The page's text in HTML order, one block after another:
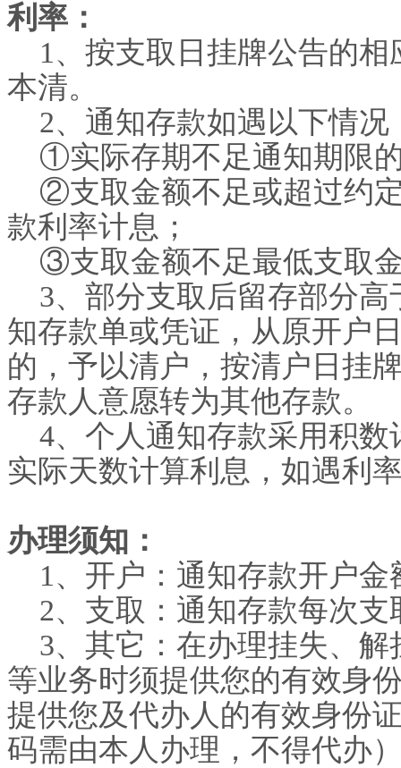
利率：
1 、按支取日挂牌公告的
本清。
2、通知存款如遇以下情
①实际存期不足通知期限
②支取金额不足或超过约
款利率计息；
③支取金额不足最低支取
3、部分支取后留存部分
知存款单或凭证，从原开户
的，予以清户，按清户日挂
存款人意愿转为其他存款。
4、个人通知存款采用积
实际天数计算利息，如遇利
办理须知：
1 、开户：通知存款开户金
2、支取：通知存款每次
3、其它：在办理挂失、
等业务时须提供您的有效身
提供您及代办人的有效身份
码需由本人办理，不得代办